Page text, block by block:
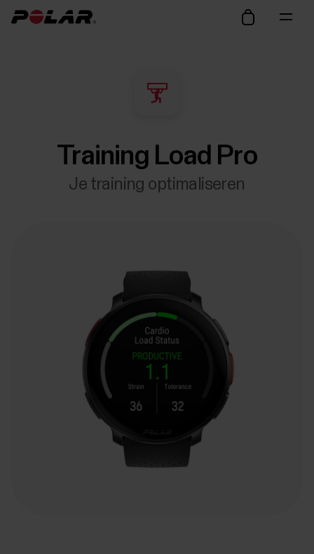
Training Load Pro
Je training optimaliseren